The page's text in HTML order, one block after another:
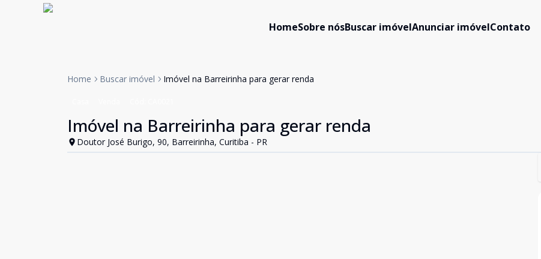
HomeSobre nósBuscar imóvelAnunciar imóvelContato
Home Buscar imóvel Imóvel na Barreirinha para gerar renda
Imóvel na Barreirinha para gerar renda
Doutor José Burigo, 90, Barreirinha, Curitiba - PR